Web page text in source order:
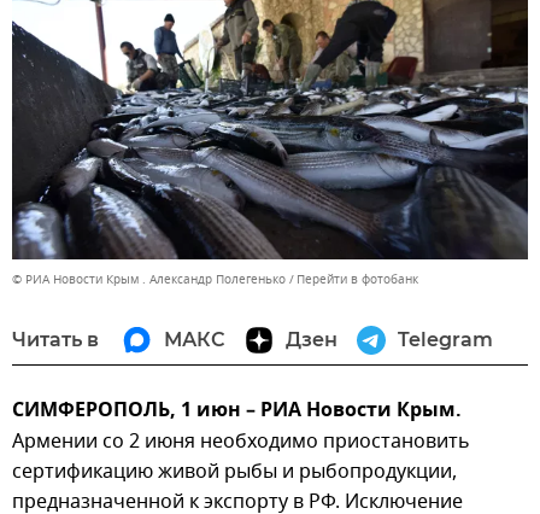
© РИА Новости Крым . Александр Полегенько Перейти в фотобанк
Читать в МАКС Дзен Telegram
СИМФЕРОПОЛЬ, 1 июн – РИА Новости Крым.
Армении со 2 июня необходимо приостановить
сертификацию живой рыбы и рыбопродукции,
предназначенной к экспорту в РФ. Исключение